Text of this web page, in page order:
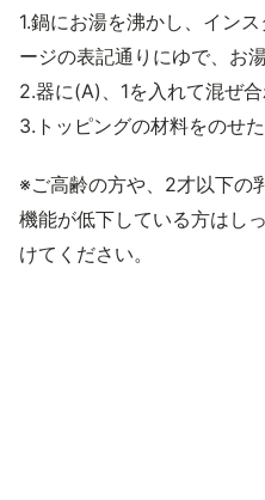
1.鍋にお湯を沸かし、イン
ージの表記通りにゆで、お
2.器に(A)、1を入れて混ぜ合
3.トッピングの材料をのせた
※ご高齢の方や、2才以下の
機能が低下している方はし
けてください。